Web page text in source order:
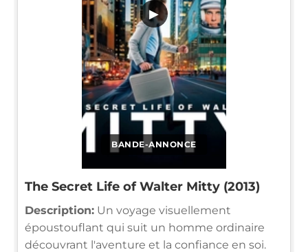
BANDE-ANNONCE
▶
The Secret Life of Walter Mitty (2013)
Description: Un voyage visuellement
époustouflant qui suit un homme ordinaire
découvrant l'aventure et la confiance en soi.